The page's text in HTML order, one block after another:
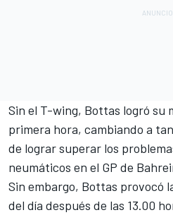
Sin el T-wing, Bottas logró su
primera hora, cambiando a
de lograr superar los
neumáticos en el GP de
Sin embargo, Bottas provocó
del día después de las 13.00